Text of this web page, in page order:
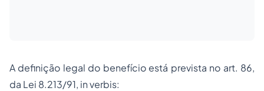
A definição legal do benefício está prevista no art. 86,
da Lei 8.213/91, in verbis: